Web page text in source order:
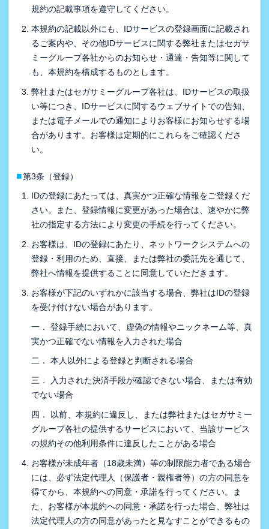
規約の記載事項を遵守してください。
本規約の記載以外にも、IDサービスの登録画面に記載され
るご案内や、その他IDサービスに関する弊社またはセガサ
ミーグループ各社からのお知らせ・通達・告知等に関して
も、本規約を構成するものとします。
弊社またはセガサミーグループ各社は、IDサービスの取扱
い等につき、IDサービスに関するウェブサイトでの告知、
または電子メールでの通知によりお客様にお知らせする場
合があります。お客様は定期的にこれらをご確認くださ
い。
■第3条（登録）
IDの登録にあたっては、真実かつ正確な情報をご登録くだ
さい。また、登録情報に変更があった場合は、速やかに弊
社の指定する方法により変更の手続を行ってください。
お客様は、IDの登録にあたり、ネットワークシステムへの
登録・利用のため、直接、または弊社の委託先を通じて、
弊社へ情報を提供することに同意していただきます。
お客様が下記のいずれかに該当する場合、弊社はIDの登録
を受け付けない場合があります。
一． 登録手続において、虚偽の情報やニックネーム等、真
実かつ正確でない情報を入力された場合
二． 本人以外による登録と判断される場合
三． 入力された決済手段が確認できない場合、または有効
でない場合
四． 以前、本規約に違反し、または弊社またはセガサミー
グループ各社の提供するサービスにおいて、当該サービス
の規約その他利用条件に違反したことがある場合
お客様が未成年者（18歳未満）等の制限能力者である場合
には、必ず法定代理人（保護者・親権者等）の方の同意を
得てから、本規約への同意・承諾を行ってください。ま
た、お客様が本規約への同意・承諾を行った場合、弊社は
法定代理人の方の同意があったと見なすことができるもの